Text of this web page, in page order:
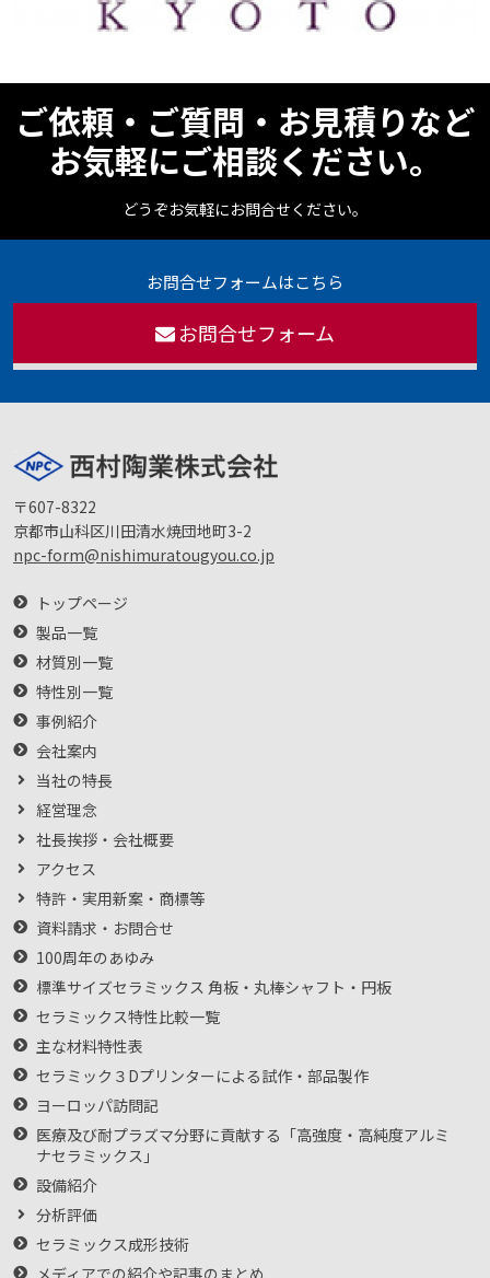
ご依頼・ご質問・お見積りなど
お気軽にご相談ください。
どうぞお気軽にお問合せください。
お問合せフォームはこちら
お問合せフォーム
〒607-8322
京都市山科区川田清水焼団地町3-2
npc-form@nishimuratougyou.co.jp
トップページ
製品一覧
材質別一覧
特性別一覧
事例紹介
会社案内
当社の特長
経営理念
社長挨拶・会社概要
アクセス
特許・実用新案・商標等
資料請求・お問合せ
100周年のあゆみ
標準サイズセラミックス 角板・丸棒シャフト・円板
セラミックス特性比較一覧
主な材料特性表
セラミック３Dプリンターによる試作・部品製作
ヨーロッパ訪問記
医療及び耐プラズマ分野に貢献する「高強度・高純度アルミ
ナセラミックス」
設備紹介
分析評価
セラミックス成形技術